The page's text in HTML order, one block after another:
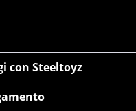
con Steeltoyz